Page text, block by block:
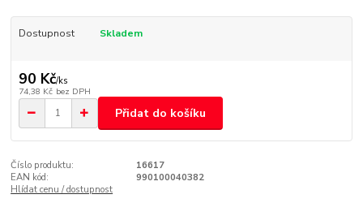
Dostupnost Skladem
90 Kč/ks
74,38 Kč bez DPH
Přidat do košíku
Číslo produktu:
16617
EAN kód:
990100040382
Hlídat cenu / dostupnost